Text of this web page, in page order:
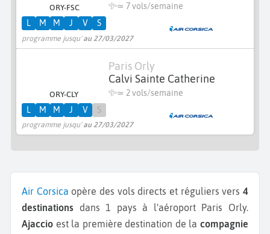
ORY-FSC ≃ 7 vols/semaine
programme jusqu'au 27/03/2027
L M M J V S
ORY-CLY
Paris Orly
Calvi Sainte Catherine
≃ 2 vols/semaine
programme jusqu'au 27/03/2027
L M M J V S
Air Corsica opère des vols directs et réguliers vers4
destinations dans 1 pays à l'aéroport Paris Orly.
Ajaccio est la première destination de la compagnie